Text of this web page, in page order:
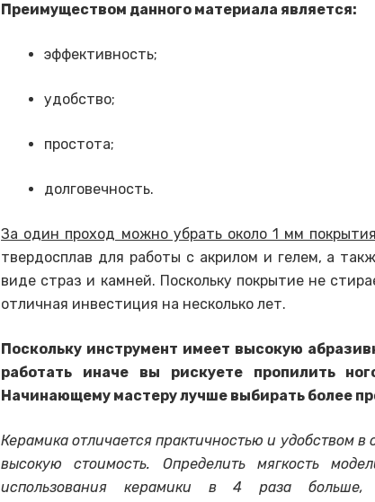
Преимуществом данного материала является:
эффективность;
удобство;
простота;
долговечность.
За один проход можно убрать около 1 мм
твердосплав для работы с акрилом и гелем, а
виде страз и камней. Поскольку покрытие не
отличная инвестиция на несколько лет.
Поскольку инструмент имеет высокую
работать иначе вы рискуете пропилить
Начинающему мастеру лучше выбирать более
Керамика отличается практичностью и удобством в
высокую стоимость. Определить мягкость
использования керамики в 4 раза